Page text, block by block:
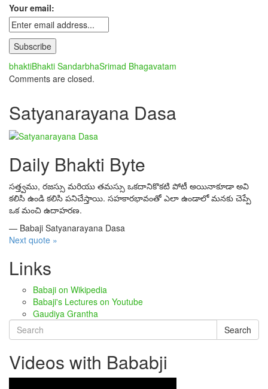
Your email:
bhaktiBhakti SandarbhaSrimad Bhagavatam
Comments are closed.
Satyanarayana Dasa
Daily Bhakti Byte
సత్త్వము, రజస్సు మరియు తమస్సు ఒకదానికొకటి పోటీ అయినాకూడా అవి
కలిసి ఉండి కలిసి పనిచేస్తాయి. సహకారభావంతో ఎలా ఉండాలో మనకు చెప్పే
ఒక మంచి ఉదాహరణ.
— Babaji Satyanarayana Dasa
Next quote »
Links
Babaji on Wikipedia
Babaji's Lectures on Youtube
Gaudiya Grantha
Search
Videos with Bababji